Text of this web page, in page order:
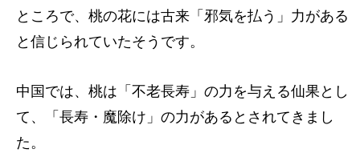
ところで、桃の花には古来「邪気を払う」力がある
と信じられていたそうです。
中国では、桃は「不老長寿」の力を与える仙果とし
て、「長寿・魔除け」の力があるとされてきまし
た。